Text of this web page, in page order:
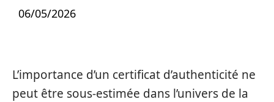
06/05/2026
L’importance d’un certificat d’authenticité ne
peut être sous-estimée dans l’univers de la